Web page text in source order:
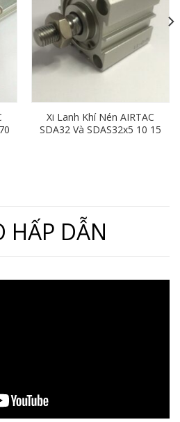
Xi Lanh Khí Nén AIRTAC
SDA32 Và SDAS32x5 10 15
HẤP DẪN